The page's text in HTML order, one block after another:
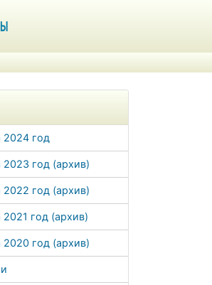
год
год (архив)
год (архив)
год (архив)
год (архив)